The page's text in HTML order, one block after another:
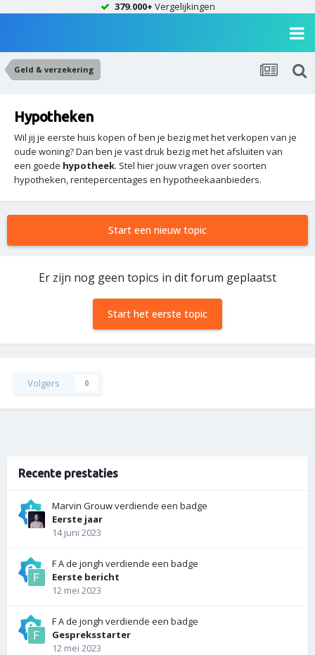
379.000+ Vergelijkingen
Geld & verzekering
Hypotheken
Wil jij je eerste huis kopen of ben je bezig met het verkopen van je
oude woning? Dan ben je vast druk bezig met het afsluiten van
een goede hypotheek. Stel hier jouw vragen over soorten
hypotheken, rentepercentages en hypotheekaanbieders.
Start een nieuw topic
Er zijn nog geen topics in dit forum geplaatst
Start het eerste topic
Volgers 0
Recente prestaties
Marvin Grouwverdiende een badge
Eerste jaar
14 juni 2023
F A de jongh verdiende een badge
Eerste bericht
12 mei 2023
F A de jongh verdiende een badge
Gespreksstarter
12 mei 2023